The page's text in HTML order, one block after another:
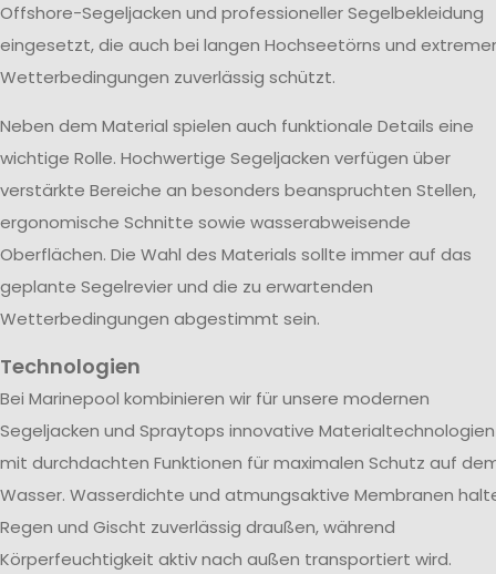
Offshore-Segeljacken und professioneller Segelbekleidung
eingesetzt, die auch bei langen Hochseetörns und
Wetterbedingungen zuverlässig schützt.
Neben dem Material spielen auch funktionale Details eine
wichtige Rolle. Hochwertige Segeljacken verfügen über
verstärkte Bereiche an besonders beanspruchten Stellen,
ergonomische Schnitte sowie wasserabweisende
Oberflächen. Die Wahl des Materials sollte immer auf das
geplante Segelrevier und die zu erwartenden
Wetterbedingungen abgestimmt sein.
Technologien
Bei Marinepool kombinieren wir für unsere modernen
Segeljacken und Spraytops innovative Materialtechnologien
mit durchdachten Funktionen für maximalen Schutz auf
Wasser. Wasserdichte und atmungsaktive Membranen
Regen und Gischt zuverlässig draußen, während
Körperfeuchtigkeit aktiv nach außen transportiert wird.